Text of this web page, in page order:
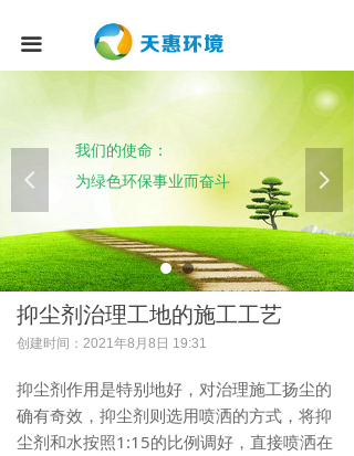
끀
我们的使命：
为绿色环保事业而奋斗
넳 넲
抑尘剂治理工地的施工工艺
创建时间： 2021年8月8日 19:31
抑尘剂作用是特别地好，对治理施工扬尘的
确有奇效，抑尘剂则选用喷洒的方式，将抑
尘剂和水按照1:15的比例调好，直接喷洒在